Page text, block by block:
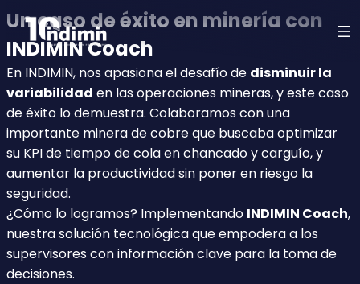
Un caso de éxito en minería con
INDIMIN Coach
En INDIMIN, nos apasiona el desafío de disminuir la
variabilidad en las operaciones mineras, y este caso
de éxito lo demuestra. Colaboramos con una
importante minera de cobre que buscaba optimizar
su KPI de tiempo de cola en chancado y carguío, y
aumentar la productividad sin poner en riesgo la
seguridad.
¿Cómo lo logramos? Implementando INDIMIN Coach,
nuestra solución tecnológica que empodera a los
supervisores con información clave para la toma de
decisiones.